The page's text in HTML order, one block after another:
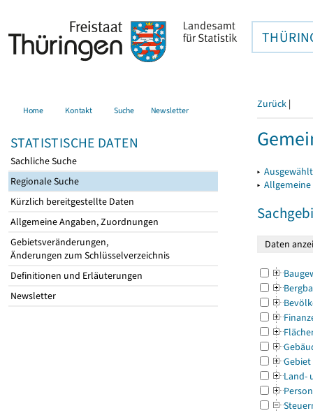
Home Kontakt Suche Newsletter
STATISTISCHE DATEN
Sachliche Suche
Regionale Suche
Kürzlich bereitgestellte Daten
Allgemeine Angaben, Zuordnungen
Gebietsveränderungen,
Änderungen zum Schlüsselverzeichnis
Definitionen und Erläuterungen
Newsletter
Zurück |
▸
▸
Gebiet
Land-